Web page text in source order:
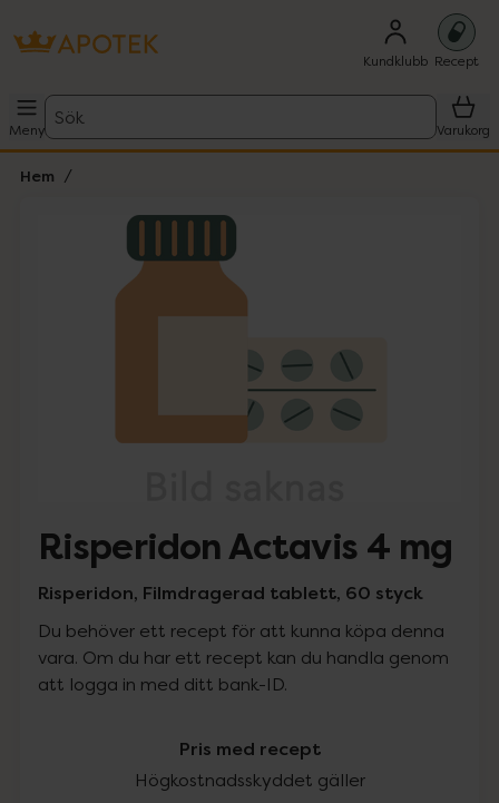
Kundklubb Recept
Meny
Sök
Varukorg
Hem
Lista: . Innehåller 1 objekt.
Risperidon Actavis 4 mg
Risperidon, Filmdragerad tablett, 60 styck
Du behöver ett recept för att kunna köpa denna
vara. Om du har ett recept kan du handla genom
att logga in med ditt bank-ID.
Pris med recept
Högkostnadsskyddet gäller